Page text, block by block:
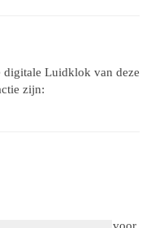
Luidklok van deze
zijn: